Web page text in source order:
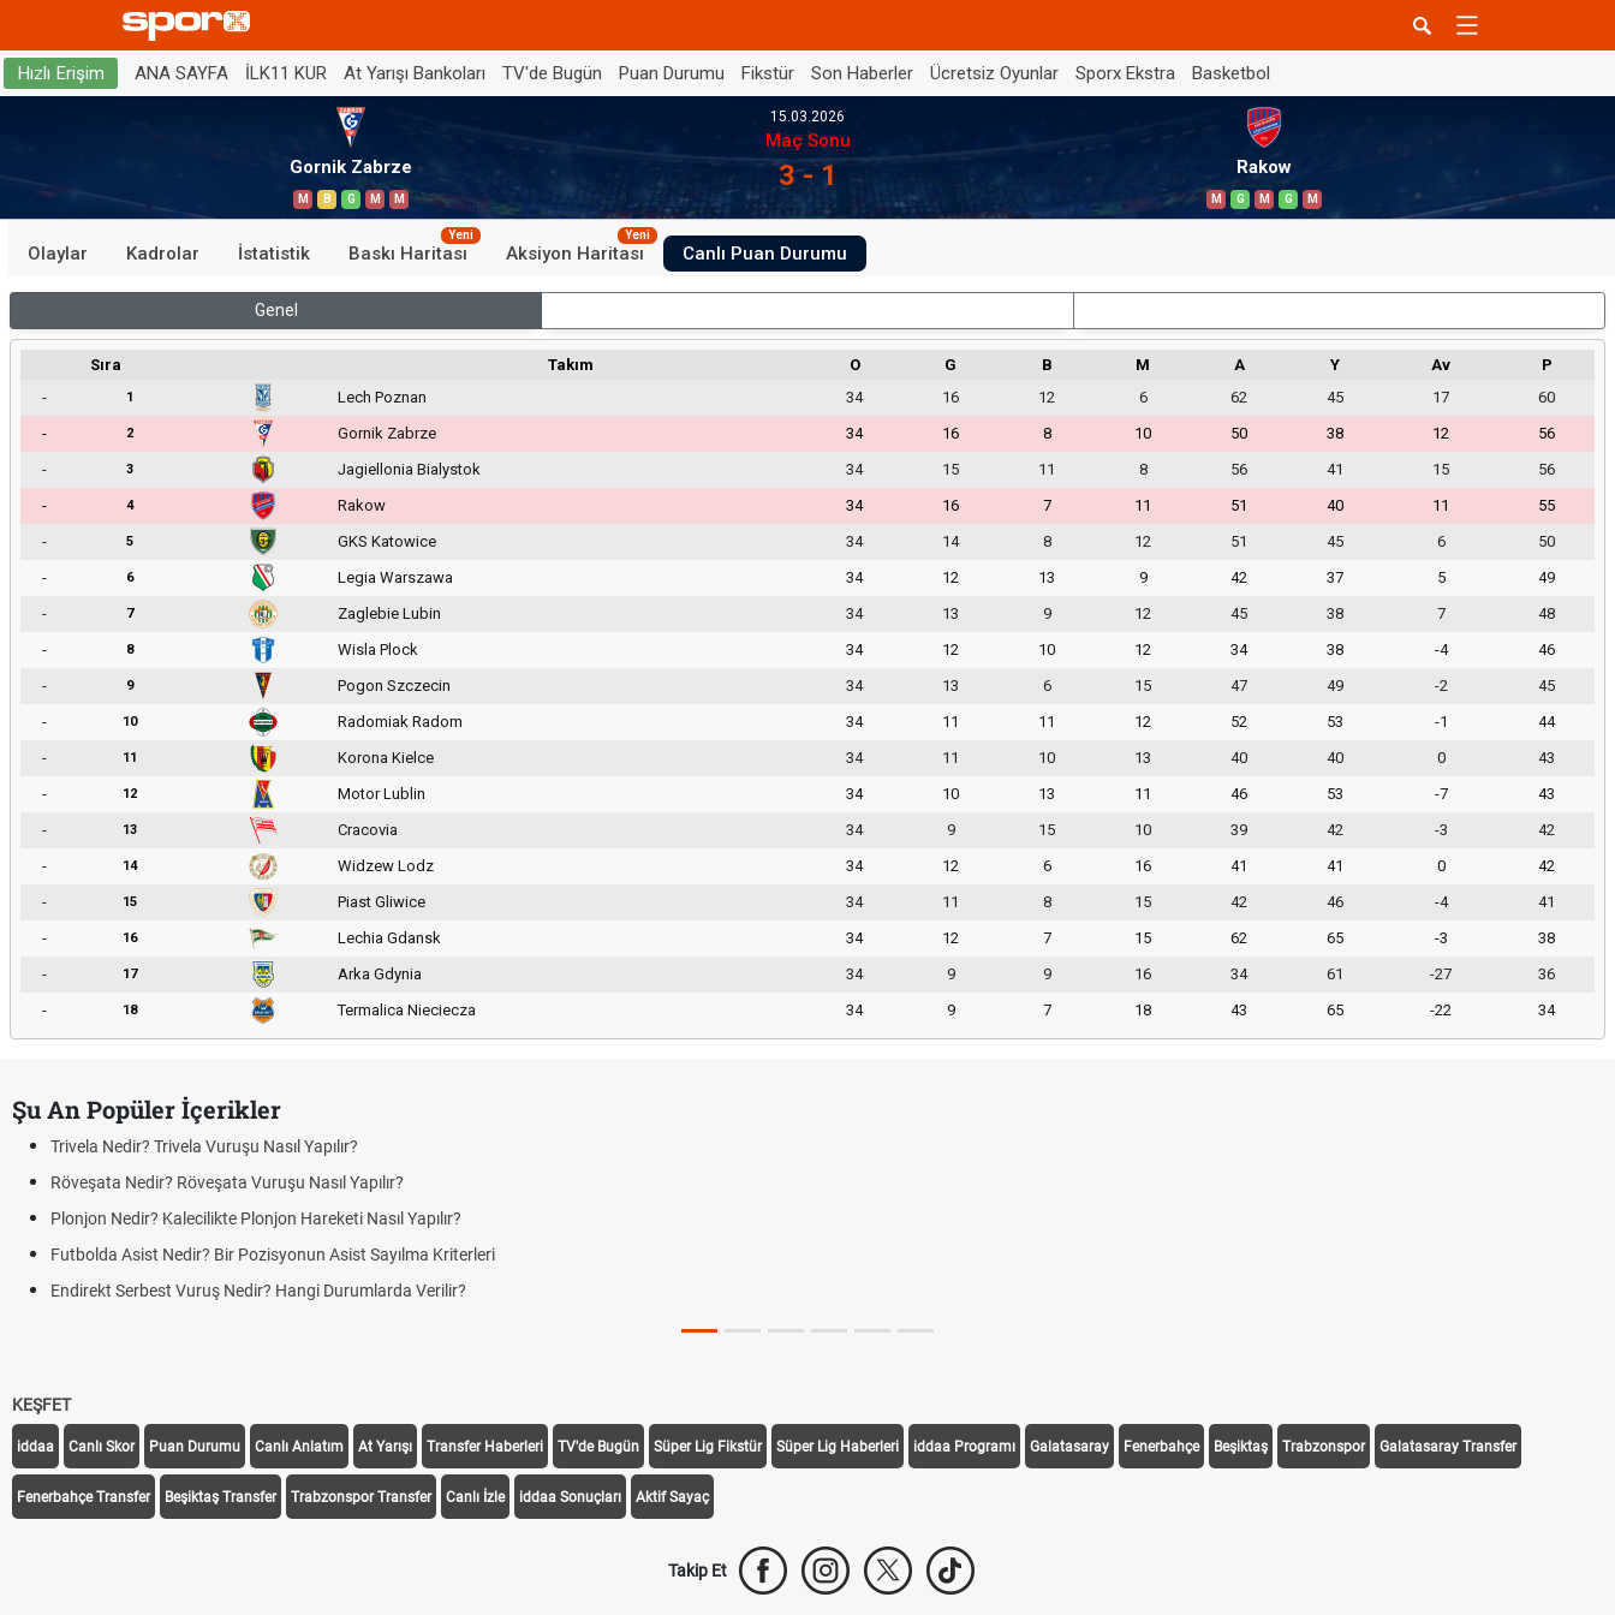
Hızlı Erişim ANA SAYFA İLK11 KUR At Yarışı Bankoları TV'de Bugün Puan Durumu Fikstür Son Haberler Ücretsiz Oyunlar Sporx Ekstra Basketbol
Gornik Zabrze
M B G M M
15.03.2026
Maç Sonu
3 - 1 Rakow
M G M G M
Olaylar Kadrolar İstatistik Baskı Haritası
Yeni
Aksiyon Haritası
Yeni
Canlı Puan Durumu
Genel
Sıra Takım O G B M A Y Av
P
-
1 Lech Poznan 34 16 12 6 62 45 17
60
-
2 Gornik Zabrze 34 16 8 10 50 38 12
56
-
3 Jagiellonia Bialystok 34 15 11 8 56 41 15
56
-
4 Rakow 34 16 7 11 51 40 11
55
-
5 GKS Katowice 34 14 8 12 51 45 6
50
-
6 Legia Warszawa 34 12 13 9 42 37 5
49
-
7 Zaglebie Lubin 34 13 9 12 45 38 7
48
-
8 Wisla Plock 34 12 10 12 34 38 -4
46
-
9 Pogon Szczecin 34 13 6 15 47 49 -2
45
-
10 Radomiak Radom 34 11 11 12 52 53 -1
44
-
11 Korona Kielce 34 11 10 13 40 40 0
43
-
12 Motor Lublin 34 10 13 11 46 53 -7
43
-
13 Cracovia 34 9 15 10 39 42 -3
42
-
14 Widzew Lodz 34 12 6 16 41 41 0
42
-
15 Piast Gliwice 34 11 8 15 42 46 -4
41
-
16 Lechia Gdansk 34 12 7 15 62 65 -3
38
-
17 Arka Gdynia 34 9 9 16 34 61 -27
36
-
18 Termalica Nieciecza 34 9 7 18 43 65 -22 34
Şu An Popüler İçerikler
Trivela Nedir? Trivela Vuruşu Nasıl Yapılır?
Röveşata Nedir? Röveşata Vuruşu Nasıl Yapılır?
Plonjon Nedir? Kalecilikte Plonjon Hareketi Nasıl Yapılır?
Futbolda Asist Nedir? Bir Pozisyonun Asist Sayılma Kriterleri
Endirekt Serbest Vuruş Nedir? Hangi Durumlarda Verilir?
KEŞFET
iddaa Canlı Skor Puan Durumu Canlı Anlatım At Yarışı Transfer Haberleri TV'de Bugün Süper Lig Fikstür Süper Lig Haberleri iddaa Programı Galatasaray Fenerbahçe Beşiktaş Trabzonspor Galatasaray Transfer
Fenerbahçe Transfer Beşiktaş Transfer Trabzonspor Transfer Canlı İzle iddaa Sonuçları Aktif Sayaç
Takip Et